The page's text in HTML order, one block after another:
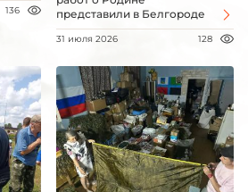
136
представили в Белгороде
31 июля 2026 128